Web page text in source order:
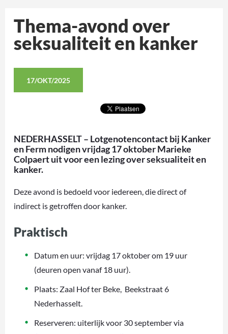
Thema-avond over
seksualiteit en kanker
17/OKT/2025
NEDERHASSELT – Lotgenotencontact bij Kanker
en Ferm nodigen vrijdag 17 oktober Marieke
Colpaert uit voor een lezing over seksualiteit en
kanker.
Deze avond is bedoeld voor iedereen, die direct of
indirect is getroffen door kanker.
Praktisch
Datum en uur: vrijdag 17 oktober om 19 uur
(deuren open vanaf 18 uur).
Plaats: Zaal Hof ter Beke, Beekstraat 6
Nederhasselt.
Reserveren: uiterlijk voor 30 september via